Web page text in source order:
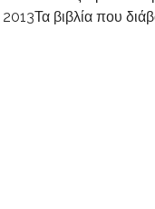
Τα βιβλία που